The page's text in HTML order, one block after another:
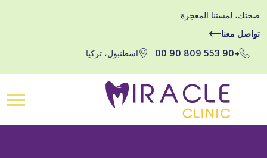
صحتك، لمستنا المعجزة
تواصل معنا
+90 553 809 90 00
اسطنبول، تركيا